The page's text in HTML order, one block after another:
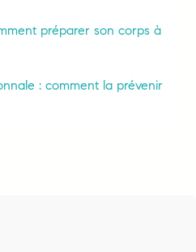
préparer son corps à
: comment la prévenir